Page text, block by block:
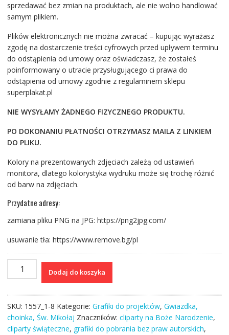
sprzedawać bez zmian na produktach, ale nie wolno handlować
samym plikiem.
Plików elektronicznych nie można zwracać – kupując wyrażasz
zgodę na dostarczenie treści cyfrowych przed upływem terminu
do odstąpienia od umowy oraz oświadczasz, że zostałeś
poinformowany o utracie przysługującego ci prawa do
odstąpienia od umowy zgodnie z regulaminem sklepu
superplakat.pl
NIE WYSYŁAMY ŻADNEGO FIZYCZNEGO PRODUKTU.
PO DOKONANIU PŁATNOŚCI OTRZYMASZ MAILA Z LINKIEM
DO PLIKU.
Kolory na prezentowanych zdjęciach zależą od ustawień
monitora, dlatego kolorystyka wydruku może się trochę różnić
od barw na zdjęciach.
Przydatne adresy:
zamiana pliku PNG na JPG: https://png2jpg.com/
usuwanie tła: https://www.remove.bg/pl
ilość
Święty
I
do
druku
PDF
Dodaj do koszyka
SKU: 1557_1-8 Kategorie: Grafiki do projektów, Gwiazdka,
choinka, Św. Mikołaj Znaczników: cliparty na Boże Narodzenie,
cliparty świąteczne, grafiki do pobrania bez praw autorskich,